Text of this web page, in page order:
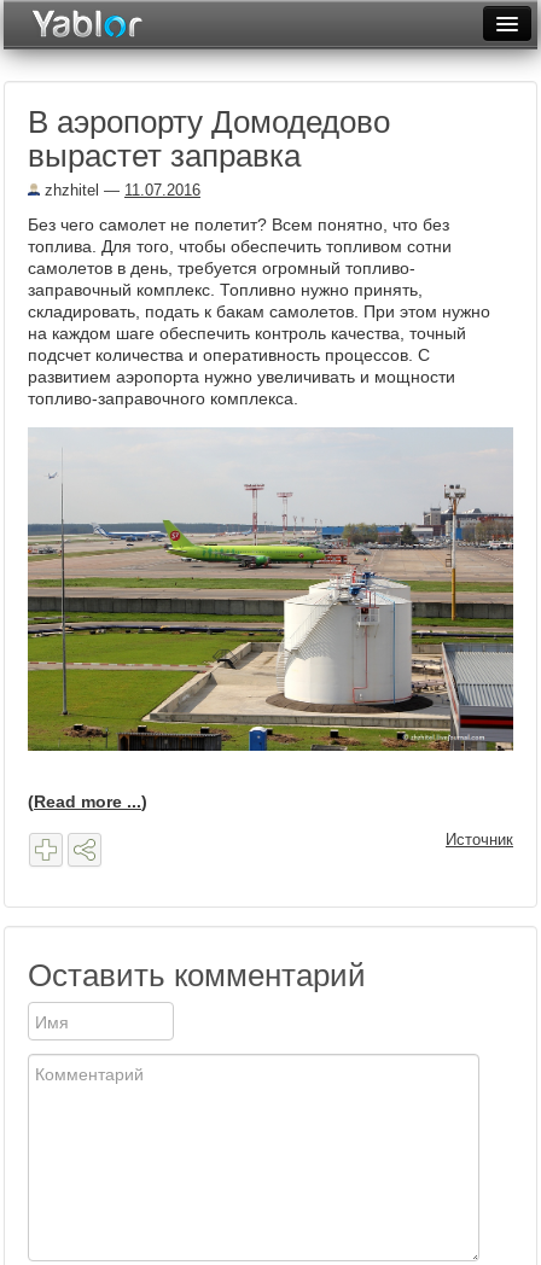
Неделя
Месяц
Рейтинги
Архив
Фототоп
Видеотоп
В аэропорту Домодедово
вырастет заправка
zhzhitel — 11.07.2016
Без чего самолет не полетит? Всем понятно, что без
топлива. Для того, чтобы обеспечить топливом сотни
самолетов в день, требуется огромный топливо-
заправочный комплекс. Топливно нужно принять,
складировать, подать к бакам самолетов. При этом нужно
на каждом шаге обеспечить контроль качества, точный
подсчет количества и оперативность процессов. С
развитием аэропорта нужно увеличивать и мощности
топливо-заправочного комплекса.
(Read more ...)
Источник
Оставить комментарий